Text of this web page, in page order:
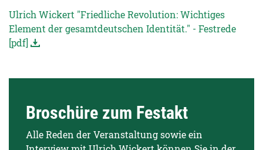
Ulrich Wickert "Friedliche Revolution: Wichtiges
Element der gesamtdeutschen Identität." - Festrede
[pdf]
Broschüre zum Festakt
Alle Reden der Veranstaltung sowie ein